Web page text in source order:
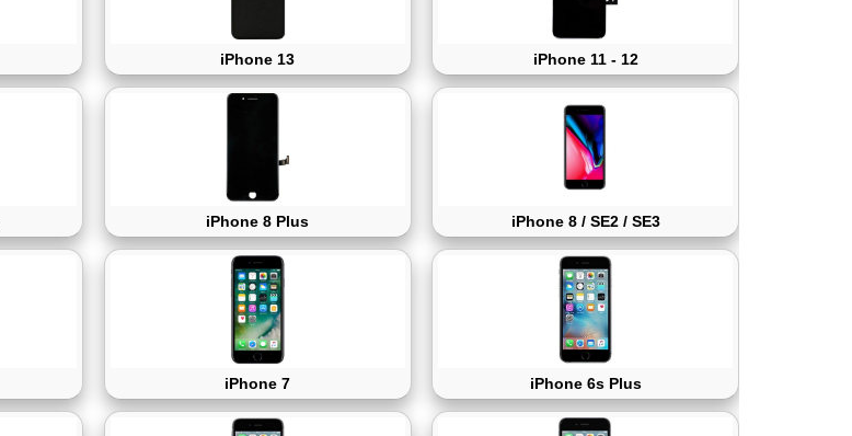
iPhone 13 iPhone 11 - 12
iPhone 8 Plus iPhone 8 / SE2 / SE3
iPhone 7 iPhone 6s Plus